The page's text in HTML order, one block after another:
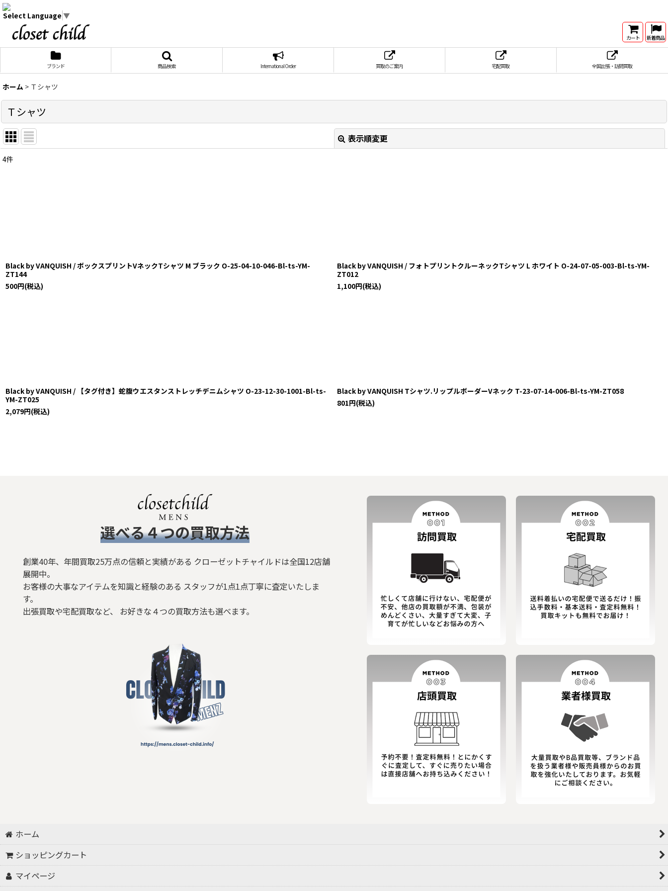
Select Language ▼
カート 新着商品
ブランド 商品検索 International Order 買取のご案内 宅配買取 全国出張・訪問買取
ホーム > Ｔシャツ
Ｔシャツ
表示順変更
4件
Black by VANQUISH / ボックスプリントVネックTシャツ M ブラック O-25-04-10-046-Bl-ts-YM-
ZT144
500円(税込)
Black by VANQUISH / フォトプリントクルーネックTシャツ L ホワイト O-24-07-05-003-Bl-ts-YM-
ZT012
1,100円(税込)
Black by VANQUISH / 【タグ付き】蛇腹ウエスタンストレッチデニムシャツ O-23-12-30-1001-Bl-ts-
YM-ZT025
2,079円(税込)
Black by VANQUISH Tシャツ.リップルボーダーVネック T-23-07-14-006-Bl-ts-YM-ZT058
801円(税込)
​選べる４つの買取方法
創業40年、年間買取25万点の信頼と実績がある クローゼットチャイルドは全国12店舗
展開中。
お客様の大事なアイテムを知識と経験のある スタッフが1点1点丁寧に査定いたしま
す。
出張買取や宅配買取など、 お好きな４つの買取方法も選べます。
ホーム
ショッピングカート
マイページ